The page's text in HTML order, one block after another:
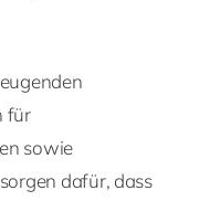
für
sowie
dafür, dass